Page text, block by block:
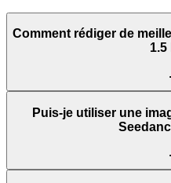
Comment rédiger de
1.5
Puis-je utiliser une